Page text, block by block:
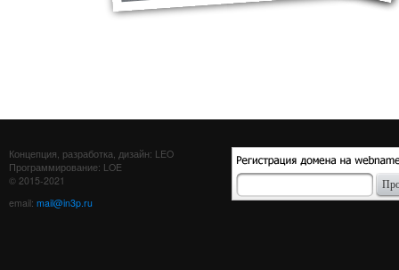
Концепция, разработка, дизайн: LEO
Программирование: LOE
© 2015-2021
email: mail@in3p.ru